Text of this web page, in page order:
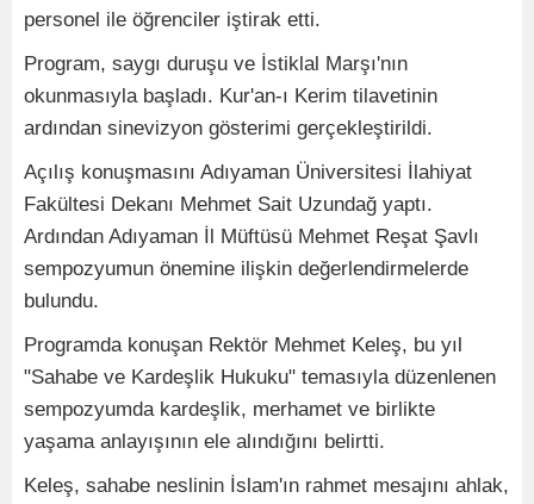
personel ile öğrenciler iştirak etti.
Program, saygı duruşu ve İstiklal Marşı'nın
okunmasıyla başladı. Kur'an-ı Kerim tilavetinin
ardından sinevizyon gösterimi gerçekleştirildi.
Açılış konuşmasını Adıyaman Üniversitesi İlahiyat
Fakültesi Dekanı Mehmet Sait Uzundağ yaptı.
Ardından Adıyaman İl Müftüsü Mehmet Reşat Şavlı
sempozyumun önemine ilişkin değerlendirmelerde
bulundu.
Programda konuşan Rektör Mehmet Keleş, bu yıl
"Sahabe ve Kardeşlik Hukuku" temasıyla düzenlenen
sempozyumda kardeşlik, merhamet ve birlikte
yaşama anlayışının ele alındığını belirtti.
Keleş, sahabe neslinin İslam'ın rahmet mesajını ahlak,